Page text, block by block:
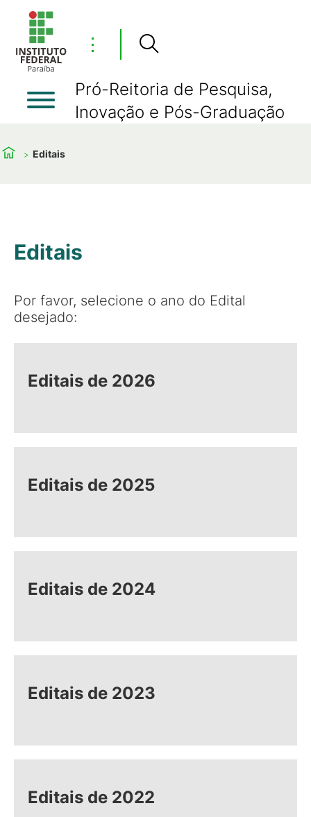
⋮
Pró-Reitoria de Pesquisa,
Inovação e Pós-Graduação
Editais
Editais
Por favor, selecione o ano do Edital
desejado:
Editais de 2026
Editais de 2025
Editais de 2024
Editais de 2023
Editais de 2022